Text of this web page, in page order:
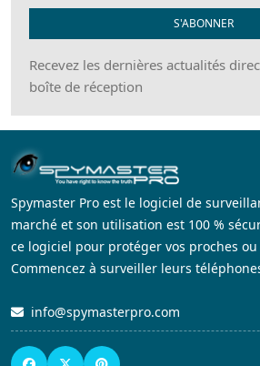
S'ABONNER
Recevez les dernières actualités
boîte de réception
Spymaster Pro est le logiciel de
marché et son utilisation est 100 %
ce logiciel pour protéger vos proches
Commencez à surveiller leurs
info@spymasterpro.com